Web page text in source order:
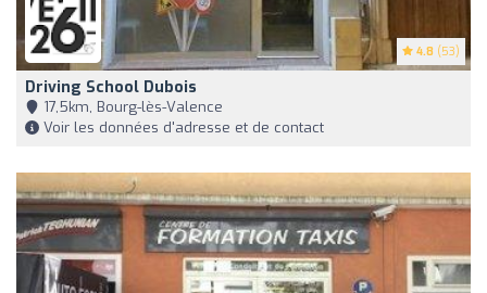
4.8 (53)
Driving School Dubois
17,5km, Bourg-lès-Valence
Voir les données d'adresse et de contact